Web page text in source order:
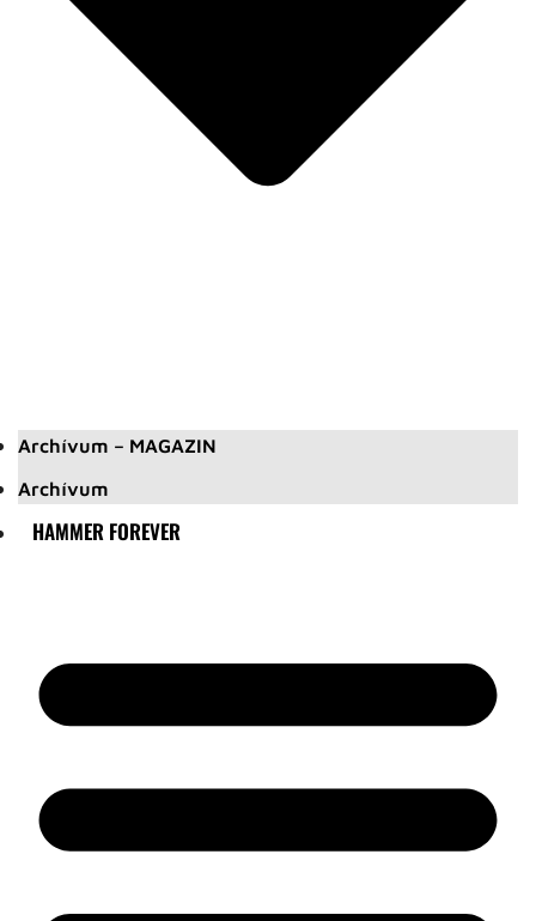
Archívum – MAGAZIN
Archívum
HAMMER FOREVER